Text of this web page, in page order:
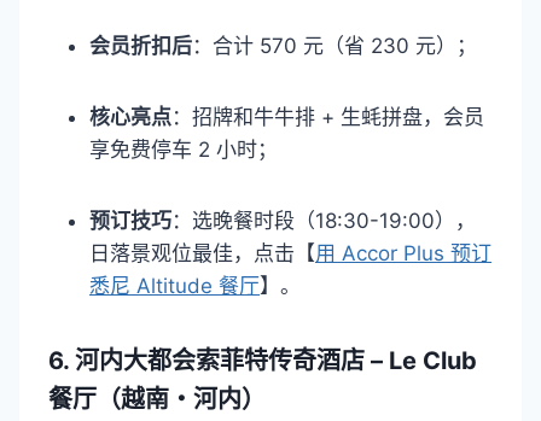
会员折扣后：合计 570 元（省 230 元）；​
核心亮点：招牌和牛牛排 + 生蚝拼盘，会员
享免费停车 2 小时；​
预订技巧：选晚餐时段（18:30-19:00），
日落景观位最佳，点击【用 Accor Plus 预订
悉尼 Altitude 餐厅】。​
6. 河内大都会索菲特传奇酒店 – Le Club
餐厅（越南・河内）​